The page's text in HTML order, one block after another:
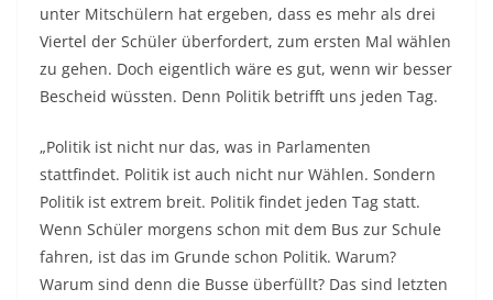
unter Mitschülern hat ergeben, dass es mehr als drei
Viertel der Schüler überfordert, zum ersten Mal wählen
zu gehen. Doch eigentlich wäre es gut, wenn wir besser
Bescheid wüssten. Denn Politik betrifft uns jeden Tag.
„Politik ist nicht nur das, was in Parlamenten
stattfindet. Politik ist auch nicht nur Wählen. Sondern
Politik ist extrem breit. Politik findet jeden Tag statt.
Wenn Schüler morgens schon mit dem Bus zur Schule
fahren, ist das im Grunde schon Politik. Warum?
Warum sind denn die Busse überfüllt? Das sind letzten